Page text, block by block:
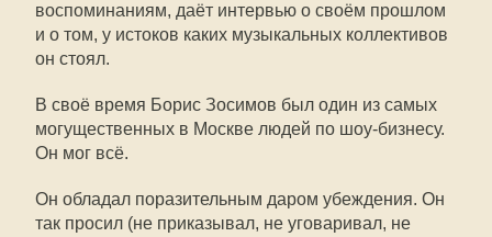
воспоминаниям, даёт интервью о своём прошлом
и о том, у истоков каких музыкальных коллективов
он стоял.
В своё время Борис Зосимов был один из самых
могущественных в Москве людей по шоу-бизнесу.
Он мог всё.
Он обладал поразительным даром убеждения. Он
так просил (не приказывал, не уговаривал, не